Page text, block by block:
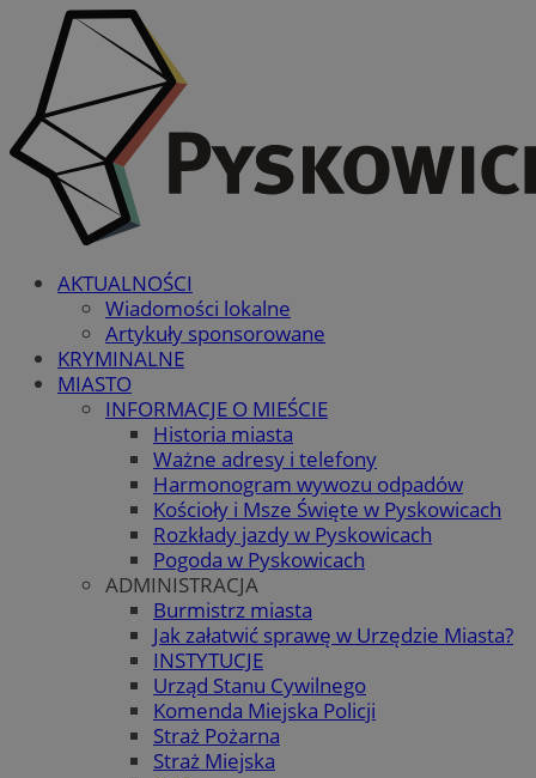
AKTUALNOŚCI
Wiadomości lokalne
Artykuły sponsorowane
KRYMINALNE
MIASTO
INFORMACJE O MIEŚCIE
Historia miasta
Ważne adresy i telefony
Harmonogram wywozu odpadów
Kościoły i Msze Święte w Pyskowicach
Rozkłady jazdy w Pyskowicach
Pogoda w Pyskowicach
ADMINISTRACJA
Burmistrz miasta
Jak załatwić sprawę w Urzędzie Miasta?
INSTYTUCJE
Urząd Stanu Cywilnego
Komenda Miejska Policji
Straż Pożarna
Straż Miejska